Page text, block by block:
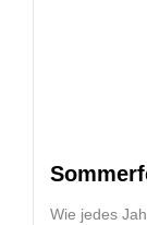
Wie jedes